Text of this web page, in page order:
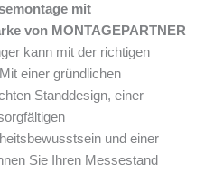
mit
von MONTAGEPARTNER
kann mit der richtigen
einer gründlichen
Standdesign, einer
und einer
Sie Ihren Messestand